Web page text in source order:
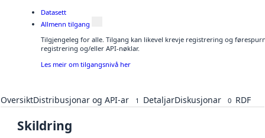
Datasett
Allmenn tilgang
Tilgjengeleg for alle. Tilgang kan likevel krevje registrering og
registrering og/eller API-nøklar.
Les meir om tilgangsnivå her
OversiktDistribusjonar og API-ar 1 DetaljarDiskusjonar 0 RDF
Skildring